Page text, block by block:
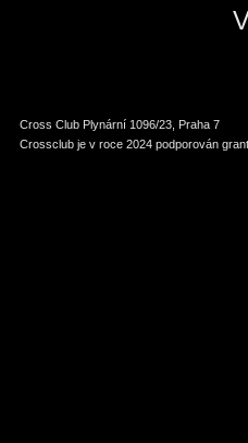
Cross Club Plynární 1096/23, Praha 7
Crossclub je v roce 2024 podporován